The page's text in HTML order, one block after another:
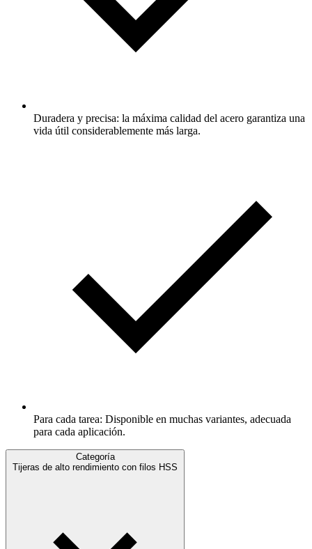
Duradera y precisa: la máxima calidad del acero garantiza una
vida útil considerablemente más larga.
Para cada tarea: Disponible en muchas variantes, adecuada
para cada aplicación.
Categoría
Tijeras de alto rendimiento con filos HSS